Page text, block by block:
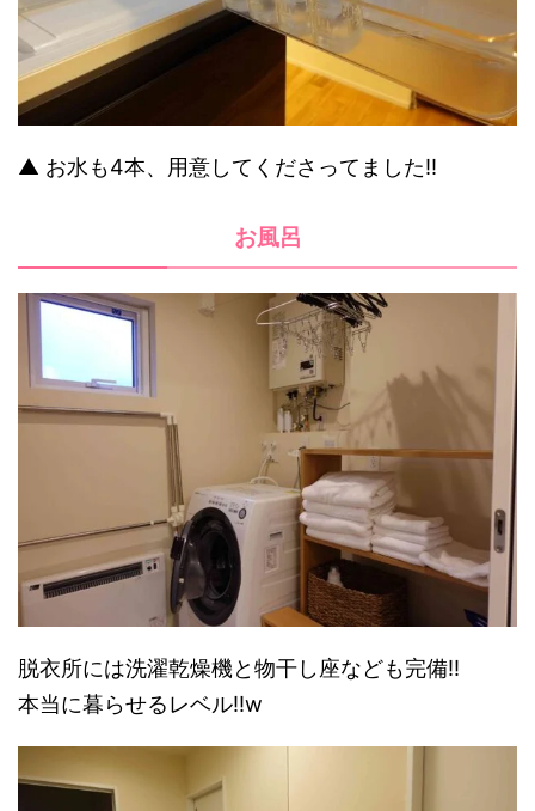
▲ お水も4本、用意してくださってました!!
お風呂
脱衣所には洗濯乾燥機と物干し座なども完備!!
本当に暮らせるレベル!!w